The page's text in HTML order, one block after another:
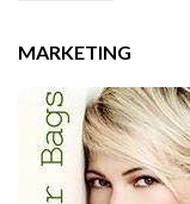
MARKETING